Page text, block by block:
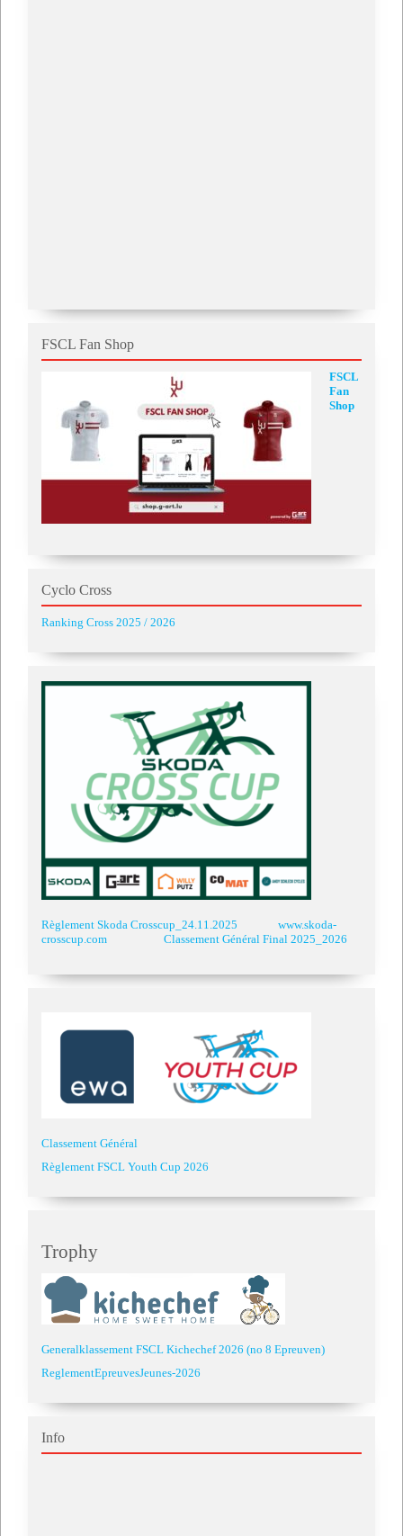
FSCL Fan Shop
FSCL
Fan
Shop
Cyclo Cross
Ranking Cross 2025 / 2026
Règlement Skoda Crosscup_24.11.2025
www.skoda-
crosscup.com
Classement Général Final 2025_2026
Classement Général
Règlement FSCL Youth Cup 2026
Trophy
Generalklassement FSCL Kichechef 2026 (no 8 Epreuven)
ReglementEpreuvesJeunes-2026
Info